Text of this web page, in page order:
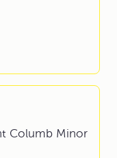
Columb Minor